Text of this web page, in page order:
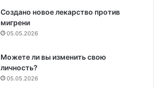
Создано новое лекарство против
мигрени
05.05.2026
Можете ли вы изменить свою
личность?
05.05.2026